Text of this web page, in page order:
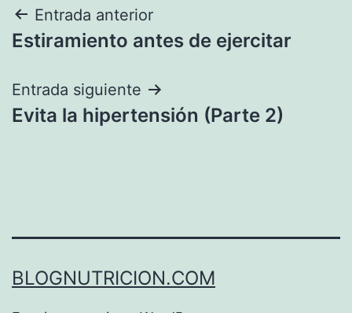
Navegación
de
entradas
Entrada anterior
Estiramiento antes de ejercitar
Entrada siguiente
Evita la hipertensión (Parte 2)
BLOGNUTRICION.COM